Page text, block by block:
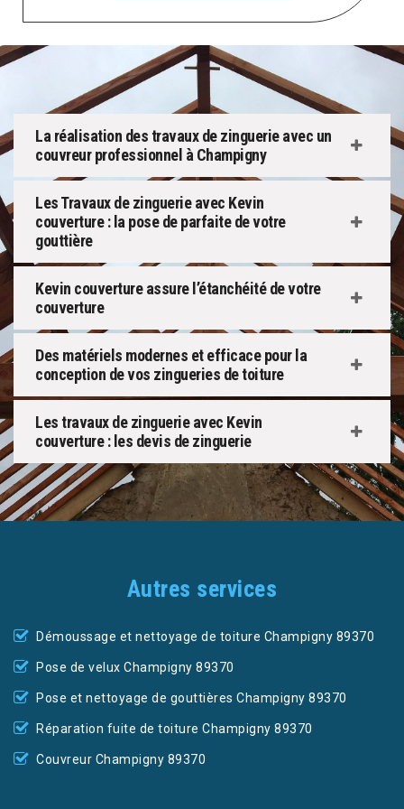
La réalisation des travaux de zinguerie avec un
couvreur professionnel à Champigny
Les Travaux de zinguerie avec Kevin
couverture : la pose de parfaite de votre
gouttière
Kevin couverture assure l’étanchéité de votre
couverture
Des matériels modernes et efficace pour la
conception de vos zingueries de toiture
Les travaux de zinguerie avec Kevin
couverture : les devis de zinguerie
Autres services
Démoussage et nettoyage de toiture Champigny 89370
Pose de velux Champigny 89370
Pose et nettoyage de gouttières Champigny 89370
Réparation fuite de toiture Champigny 89370
Couvreur Champigny 89370